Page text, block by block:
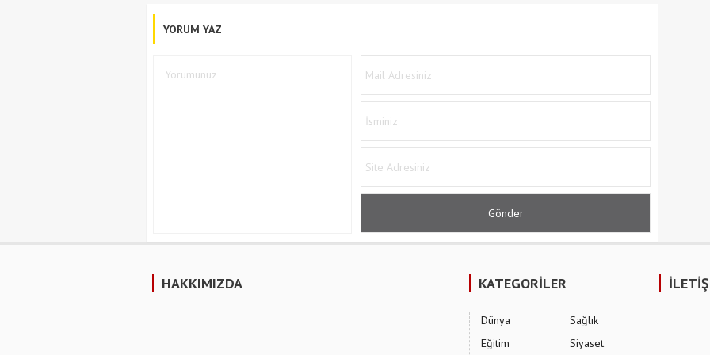
YORUM YAZ
HAKKIMIZDA KATEGORİLER
Dünya
Eğitim
Sağlık
Siyaset